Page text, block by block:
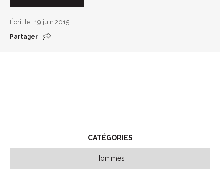
Écrit le : 19 juin 2015
Partager
CATÉGORIES
Hommes